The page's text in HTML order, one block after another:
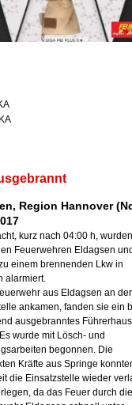
Region Hannover
kurz nach 04:00 h,
Feuerwehren Eldagsen
einem brennenden Lkw in
alarmiert.
aus Eldagsen an der
ankamen, fanden sie ein
ausgebranntes
wurde mit Lösch- und
begonnen. Die
Kräfte aus Springe
die Einsatzstelle wieder
da das Feuer durch die